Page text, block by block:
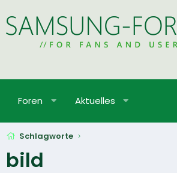
Foren Aktuelles
Schlagworte
bild